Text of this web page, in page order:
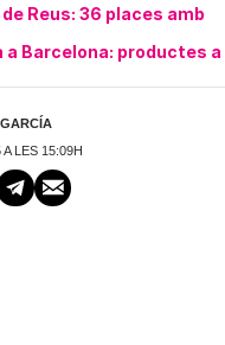
Reus: 36 places amb
Barcelona: productes a
LES 15:09H